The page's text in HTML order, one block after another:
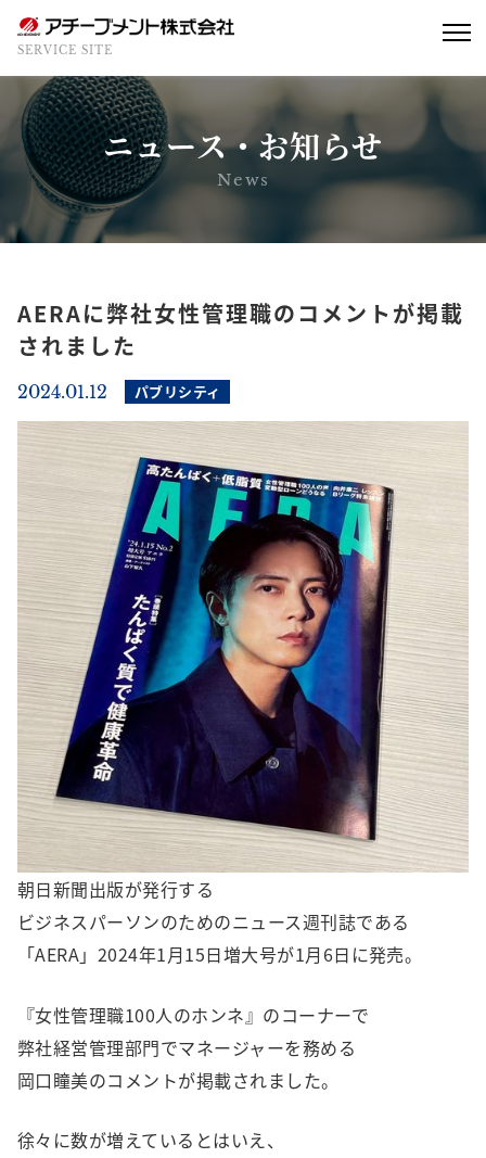
SERVICE SITE
ニュース・お知らせ
News
AERAに弊社女性管理職のコメントが掲載
されました
2024.01.12 パブリシティ
朝日新聞出版が発行する
ビジネスパーソンのためのニュース週刊誌である
「AERA」2024年1月15日増大号が1月6日に発売。
『女性管理職100人のホンネ』のコーナーで
弊社経営管理部門でマネージャーを務める
岡口瞳美のコメントが掲載されました。
徐々に数が増えているとはいえ、